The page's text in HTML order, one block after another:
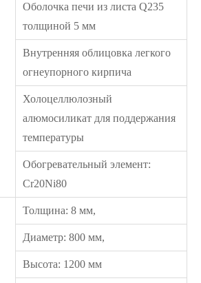
Оболочка печи из листа Q235
толщиной 5 мм
Внутренняя облицовка легкого
огнеупорного кирпича
Холоцеллюлозный
алюмосиликат для поддержания
температуры
Обогревательный элемент:
Cr20Ni80
Толщина: 8 мм,
Диаметр: 800 мм,
Высота: 1200 мм